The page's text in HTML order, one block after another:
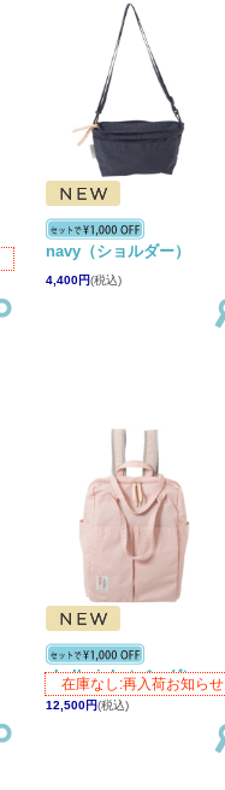
navy（ショルダー）
4,400円(税込)
shell pink（バッグ）
12,500円(税込)
在庫なし:再入荷お知らせ